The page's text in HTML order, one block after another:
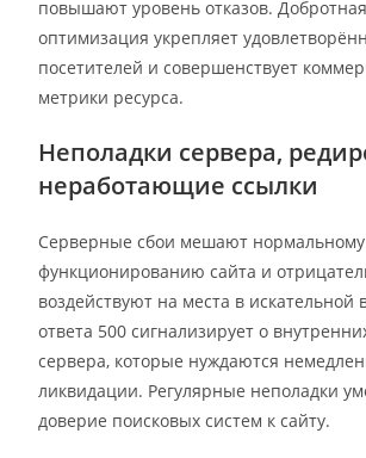
повышают уровень отказов.
оптимизация укрепляет
посетителей и совершенствует
метрики ресурса.
Неполадки сервера,
неработающие ссылки
Серверные сбои мешают нормальному
функционированию сайта и
воздействуют на места в искательной
ответа 500 сигнализирует о
сервера, которые нуждаются
ликвидации. Регулярные неполадки
доверие поисковых систем к сайту.